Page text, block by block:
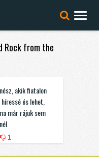
Rock from the
akik fiatalon
és lehet,
már rájuk sem
1